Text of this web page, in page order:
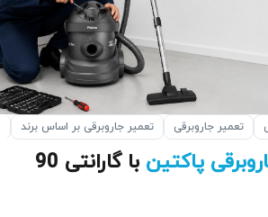
تعمیر جاروبرقی تعمیر جاروبرقی بر اساس برند
پاکتین
با گارانتی 90